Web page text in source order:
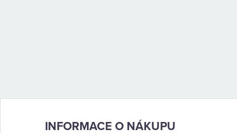
INFORMACE O NÁKUPU